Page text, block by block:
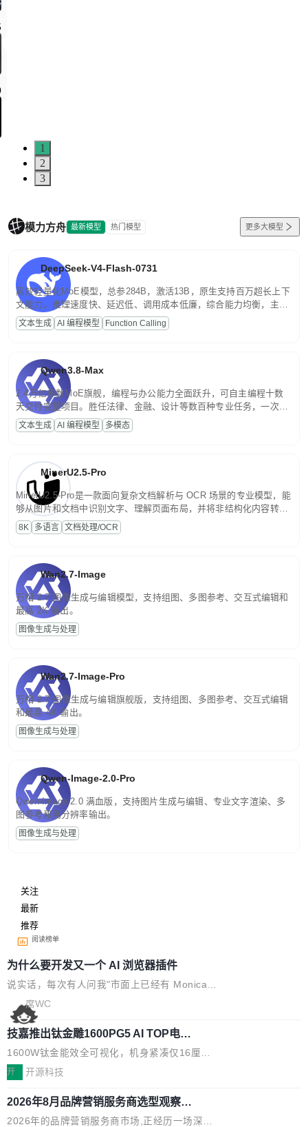
1
2
3
模力方舟 最新模型 热门模型 更多大模型
DeepSeek-V4-Flash-0731
高效轻量化MoE模型，总参284B，激活13B，原生支持百万超长上下
文能力。推理速度快、延迟低、调用成本低廉，综合能力均衡，主打
高并发、轻量化任务，适合日常对话、内容创作、基础 RAG、批量
文案处理等普惠刚需场景。
文本生成 AI 编程模型 Function Calling
Qwen3.8-Max
2.4万亿参数MoE旗舰，编程与办公能力全面跃升，可自主编程十数
天交付完整项目。胜任法律、金融、设计等数百种专业任务，一次对
话端到端交付生产级成果。原生视觉理解贯穿规划、执行与验证全流
程，支持超长文档与长视频的深度语义解析。长程任务中自主规划与
文本生成 AI 编程模型 多模态
MinerU2.5-Pro
MinerU2.5-Pro是一款面向复杂文档解析与 OCR 场景的专业模型，能
够从图片和文档中识别文字、理解页面布局，并将非结构化内容转换
为便于存储、检索和二次处理的结构化结果。
8K 多语言 文档处理/OCR
Wan2.7-Image
万相 2.7 图像生成与编辑模型，支持组图、多图参考、交互式编辑和
最高 2K 输出。
图像生成与处理
Wan2.7-Image-Pro
万相 2.7 图像生成与编辑旗舰版，支持组图、多图参考、交互式编辑
和最高 4K 输出。
图像生成与处理
Qwen-Image-2.0-Pro
Qwen-Image-2.0 满血版，支持图片生成与编辑、专业文字渲染、多
图参考和高分辨率输出。
图像生成与处理
关注
最新
推荐
阅读榜单
为什么要开发又一个 AI 浏览器插件
说实话，每次有人问我"市面上已经有 Monica、
Sider、Copilot for Chrome 这些 AI 浏览器插件
了，你为什么还要再做一个"，我都觉得这个问题
问得好。 因为我自己也是从用户变成开发者的。
现有产品的天花板 我用过不少 AI 浏览器插件。
刚开始觉得都挺好——选中一段文字，弹出解
要。但用久了你会发现，它们本质上都是同一类
东西：一个带网页上下文的聊天框。 它们能读取
席WC
技嘉推出钛金雕1600PG5 AI TOP电
源：为发烧级主机与本地AI算力打造旗
舰供电方案
1600W钛金能效全可视化，机身紧凑仅16厘米
继2026台北电脑展首度亮相后，技嘉科技近日正
电源专为发烧级DIY主机与本地AI算力平台打
造，整机长度仅16厘米，提供1600W额定功率
开 开源科技
2026年8月品牌营销服务商选型观察：
从流量思维到品牌资产思维的范式转移
2026年的品牌营销服务商市场,正经历一场深刻